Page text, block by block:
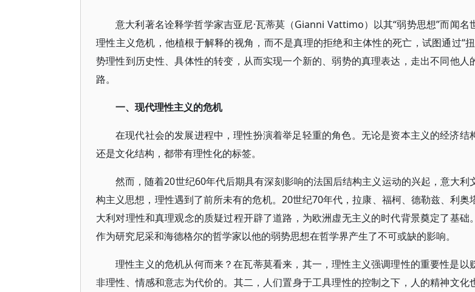
意大利著名诠释学哲学家吉亚尼·瓦蒂莫（Gianni Vattimo）以其“弱势思想”而闻名
理性主义危机，他植根于解释的视角，而不是真理的拒绝和主体性的死亡，试图通过“
势理性到历史性、具体性的转变，从而实现一个新的、弱势的真理表达，走出不同他人
路。
一、现代理性主义的危机
在现代社会的发展进程中，理性扮演着举足轻重的角色。无论是资本主义的经济结
还是文化结构，都带有理性化的标签。
然而，随着20世纪60年代后期具有深刻影响的法国后结构主义运动的兴起，意大利
构主义思想，理性遇到了前所未有的危机。20世纪70年代，拉康、福柯、德勒兹、利奥
大利对理性和真理观念的质疑过程开辟了道路，为欧洲虚无主义的时代背景奠定了基础
作为研究尼采和海德格尔的哲学家以他的弱势思想在哲学界产生了不可或缺的影响。
理性主义的危机从何而来？在瓦蒂莫看来，其一，理性主义强调理性的重要性是以
非理性、情感和意志为代价的。其二，人们置身于工具理性的控制之下，人的精神文化